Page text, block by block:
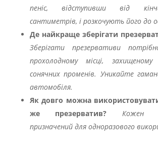
пеніс, відступивши від
сантиметрів, і розкочують його до
Де найкраще зберігати
Зберігати презервативи
прохолодному місці,
сонячних променів. Уникайте
автомобіля.
Як довго можна
же презерватив?
Кожен
призначений для одноразового